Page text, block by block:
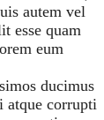
autem vel
esse quam
eum
ducimus
atque corrupti